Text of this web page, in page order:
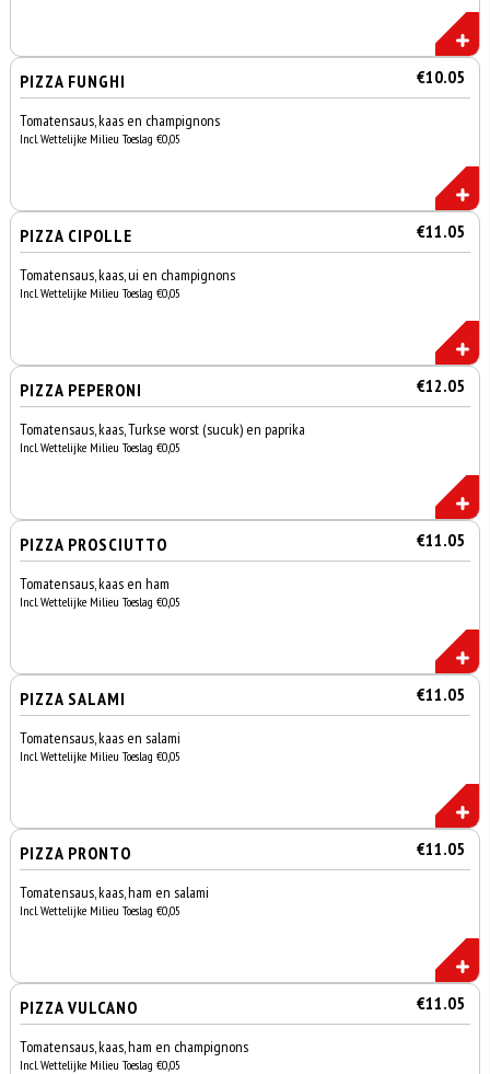
PIZZA FUNGHI €10.05
Tomatensaus, kaas en champignons
Incl. Wettelijke Milieu Toeslag €0,05
PIZZA CIPOLLE €11.05
Tomatensaus, kaas, ui en champignons
Incl. Wettelijke Milieu Toeslag €0,05
PIZZA PEPERONI €12.05
Tomatensaus, kaas, Turkse worst (sucuk) en paprika
Incl. Wettelijke Milieu Toeslag €0,05
PIZZA PROSCIUTTO €11.05
Tomatensaus, kaas en ham
Incl. Wettelijke Milieu Toeslag €0,05
PIZZA SALAMI €11.05
Tomatensaus, kaas en salami
Incl. Wettelijke Milieu Toeslag €0,05
PIZZA PRONTO €11.05
Tomatensaus, kaas, ham en salami
Incl. Wettelijke Milieu Toeslag €0,05
PIZZA VULCANO €11.05
Tomatensaus, kaas, ham en champignons
Incl. Wettelijke Milieu Toeslag €0,05